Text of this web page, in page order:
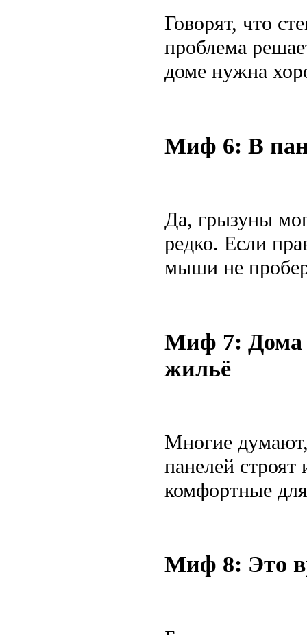
Говорят, что
проблема
доме нужна
Миф 6: В
Да, грызуны
редко. Если
мыши не
Миф 7: Дома
жильё
Многие
панелей
комфортные
Миф 8: Это